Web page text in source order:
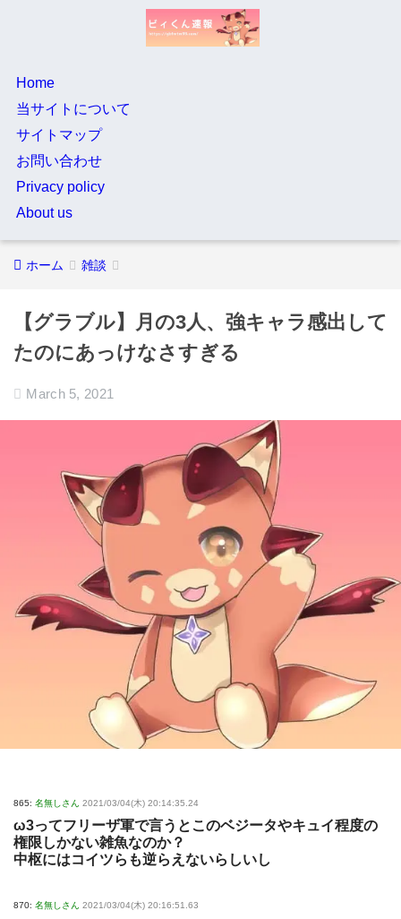
Home
当サイトについて
サイトマップ
お問い合わせ
Privacy policy
About us
ホーム 雑談
【グラブル】月の3人、強キャラ感出して
たのにあっけなさすぎる
March 5, 2021
865: 名無しさん 2021/03/04(木) 20:14:35.24
ω3ってフリーザ軍で言うとこのベジータやキュイ程度の
権限しかない雑魚なのか？
中枢にはコイツらも逆らえないらしいし
870: 名無しさん 2021/03/04(木) 20:16:51.63